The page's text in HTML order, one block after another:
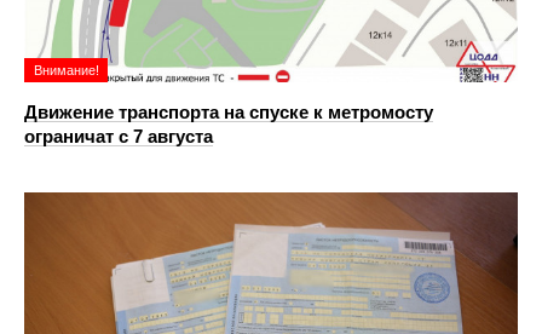
Внимание!
Движение транспорта на спуске к метромосту
ограничат с 7 августа